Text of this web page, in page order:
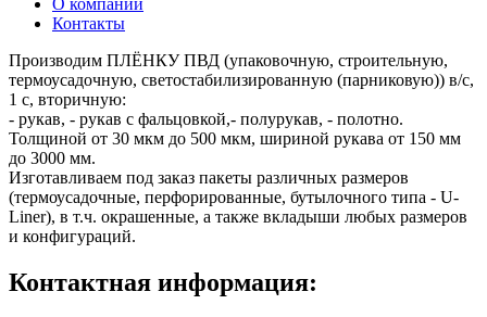
Контакты
Производим ПЛЁНКУ ПВД (упаковочную, строительную,
термоусадочную, светостабилизированную (парниковую)) в/с,
1 с, вторичную:
- рукав, - рукав с фальцовкой,- полурукав, - полотно.
Толщиной от 30 мкм до 500 мкм, шириной рукава от 150 мм
до 3000 мм.
Изготавливаем под заказ пакеты различных размеров
(термоусадочные, перфорированные, бутылочного типа - U-
Liner), в т.ч. окрашенные, а также вкладыши любых размеров
и конфигураций.
Контактная информация: